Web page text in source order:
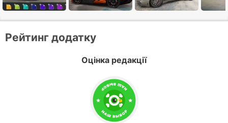
Рейтинг додатку
Оцінка редакції